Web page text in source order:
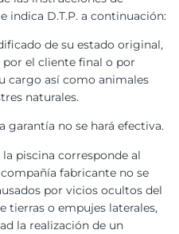
indica D.T.P. a continuación:
de su estado original,
el cliente final o por
cargo así como animales
naturales.
garantía no se hará efectiva.
piscina corresponde al
fabricante no se
por vicios ocultos del
o empujes laterales,
la realización de un